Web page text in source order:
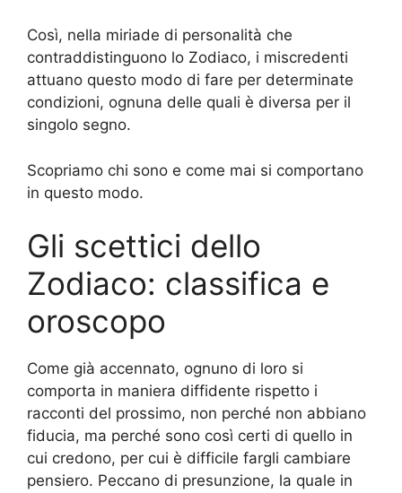
Così, nella miriade di personalità che
contraddistinguono lo Zodiaco, i miscredenti
attuano questo modo di fare per determinate
condizioni, ognuna delle quali è diversa per il
singolo segno.
Scopriamo chi sono e come mai si comportano
in questo modo.
Gli scettici dello
Zodiaco: classifica e
oroscopo
Come già accennato, ognuno di loro si
comporta in maniera diffidente rispetto i
racconti del prossimo, non perché non abbiano
fiducia, ma perché sono così certi di quello in
cui credono, per cui è difficile fargli cambiare
pensiero. Peccano di presunzione, la quale in